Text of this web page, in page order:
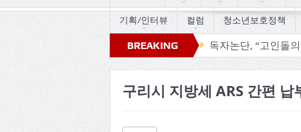
기획/인터뷰 컬럼 청소년보호정책
BREAKING
NEWS
원 초청 소방정책간담회 개최 독자논단, “고인돌의 트로트 세
구리시 지방세 ARS 간편 납